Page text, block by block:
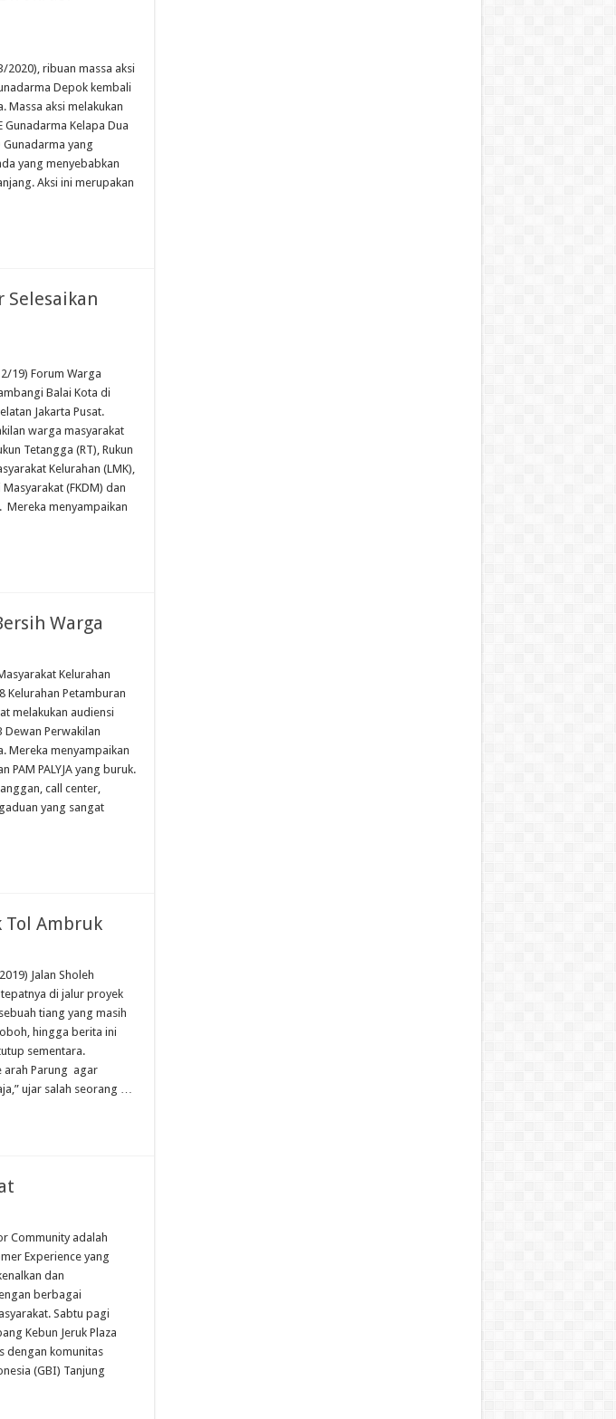
2020), ribuan massa aksi
Depok kembali
Massa aksi melakukan
Gunadarma Kelapa Dua
yang
yang menyebabkan
Aksi ini merupakan
19) Forum Warga
Balai Kota di
Jakarta Pusat.
warga masyarakat
Tetangga (RT), Rukun
Kelurahan (LMK),
(FKDM) dan
Mereka menyampaikan
Warga
Kelurahan
Kelurahan Petamburan
melakukan audiensi
Perwakilan
Mereka menyampaikan
PALYJA yang buruk.
call center,
yang sangat
Tol Ambruk
Jalan Sholeh
di jalur proyek
tiang yang masih
hingga berita ini
sementara.
arah Parung agar
ujar salah seorang …
Community adalah
Experience yang
dan
berbagai
Sabtu pagi
Kebun Jeruk Plaza
dengan komunitas
(GBI) Tanjung